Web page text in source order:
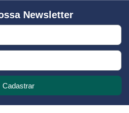
Newsletter
Cadastrar